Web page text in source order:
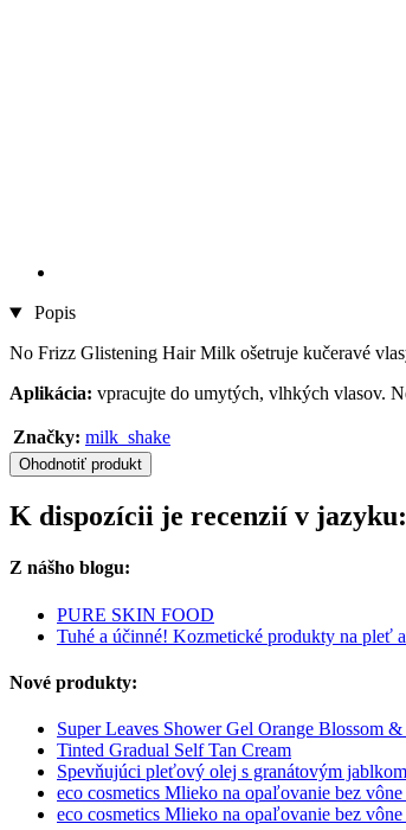
Popis
No Frizz Glistening Hair Milk ošetruje kučeravé
Aplikácia: vpracujte do umytých, vlhkých vlasov.
Značky: milk_shake
Ohodnotiť produkt
K dispozícii je recenzií v
Z nášho blogu:
PURE SKIN FOOD
Tuhé a účinné! Kozmetické produkty na pleť
Nové produkty:
Super Leaves Shower Gel Orange Blossom
Tinted Gradual Self Tan Cream
Spevňujúci pleťový olej s granátovým jablkom
eco cosmetics Mlieko na opaľovanie bez vône
eco cosmetics Mlieko na opaľovanie bez vône